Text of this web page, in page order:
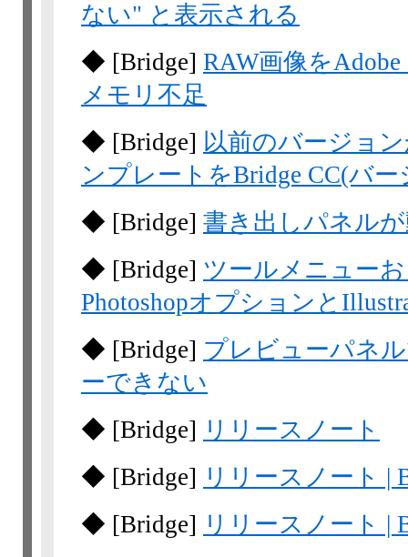
ない" と表示される
◆ [Bridge] RAW画像を
メモリ不足
◆ [Bridge] 以前のバージョ
ンプレートをBridge CC(バ
◆ [Bridge] 書き出しパネル
◆ [Bridge] ツールメニュー
Photoshopオプションと
◆ [Bridge] プレビューパネ
ーできない
◆ [Bridge] リリースノート
◆ [Bridge] リリースノート |
◆ [Bridge] リリースノート |